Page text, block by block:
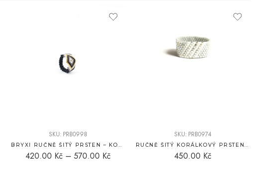
SKU: PRB0998
BRYXI RUČNĚ ŠITÝ PRSTEN – KORÁLKY A 24K ZLACENÍ
420.00 Kč – 570.00 Kč
SKU: PRB0974
RUČNĚ ŠITÝ KORÁLKOVÝ PRSTEN – BÍLÁ, ŠEDÁ A STŘÍBRNÝ DETAIL
450.00 Kč